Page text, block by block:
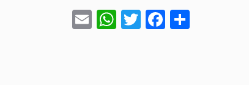
Share
Facebook
Twitter
WhatsApp